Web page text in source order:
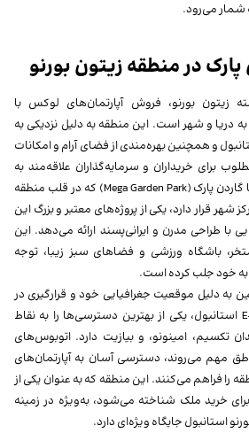
شمار می‌رود.
پارک در منطقه زیتون بورنو
زیتون بورنو، فروش آپارتمان‌های لوکس با
دریا و شهر است. این منطقه به دلیل نزدیکی به
و همچنین بهره‌مندی از فضای آرام و امکانات
برای خریداران و سرمایه‌گذاران علاقه‌مند به
خرید ملک است. پروژه مگا گاردن پارک (Mega Garden Park) که در قلب منطقه
شهر قرار دارد، یکی از پروژه‌های معتبر و بزرگ این
با طراحی مدرن و ایرانی‌پسند ارائه می‌دهد. این
باشگاه ورزشی و فضاهای سبز زیبا، توجه
به خود جلب کرده است.
به دلیل موقعیت جغرافیایی خود و قرارگیری در
نزدیکی بزرگراه معروف E-5 استانبول، یکی از بهترین دسترسی‌ها را به نقاط
تکسیم، امینونو، و بیازیت دارد. اتوبوس‌های
مناطق مهم می‌روند، دسترسی آسان به آپارتمان‌های
را فراهم می‌کنند. این منطقه که به عنوان یکی از
خرید ملک شناخته می‌شود، به‌ویژه در زمینه
استانبول جایگاه ویژه‌ای دارد.